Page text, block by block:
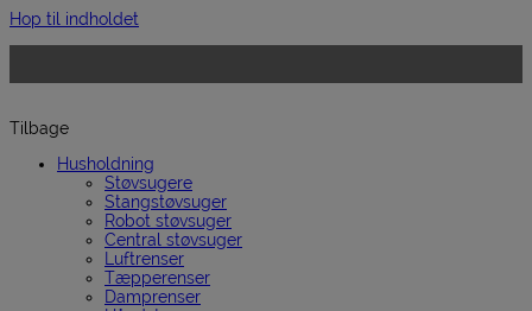
Hop til indholdet
Tilbage
Husholdning
Støvsugere
Stangstøvsuger
Robot støvsuger
Central støvsuger
Luftrenser
Tæpperenser
Damprenser